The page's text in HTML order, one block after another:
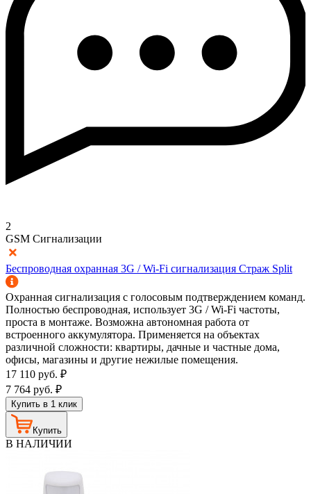
2
GSM Сигнализации
Беспроводная охранная 3G / Wi-Fi сигнализация Страж Split
Охранная сигнализация с голосовым подтверждением команд.
Полностью беспроводная, использует 3G / Wi-Fi частоты,
проста в монтаже. Возможна автономная работа от
встроенного аккумулятора. Применяется на объектах
различной сложности: квартиры, дачные и частные дома,
офисы, магазины и другие нежилые помещения.
17 110 руб. ₽
7 764 руб. ₽
Купить в 1 клик
Купить
В НАЛИЧИИ